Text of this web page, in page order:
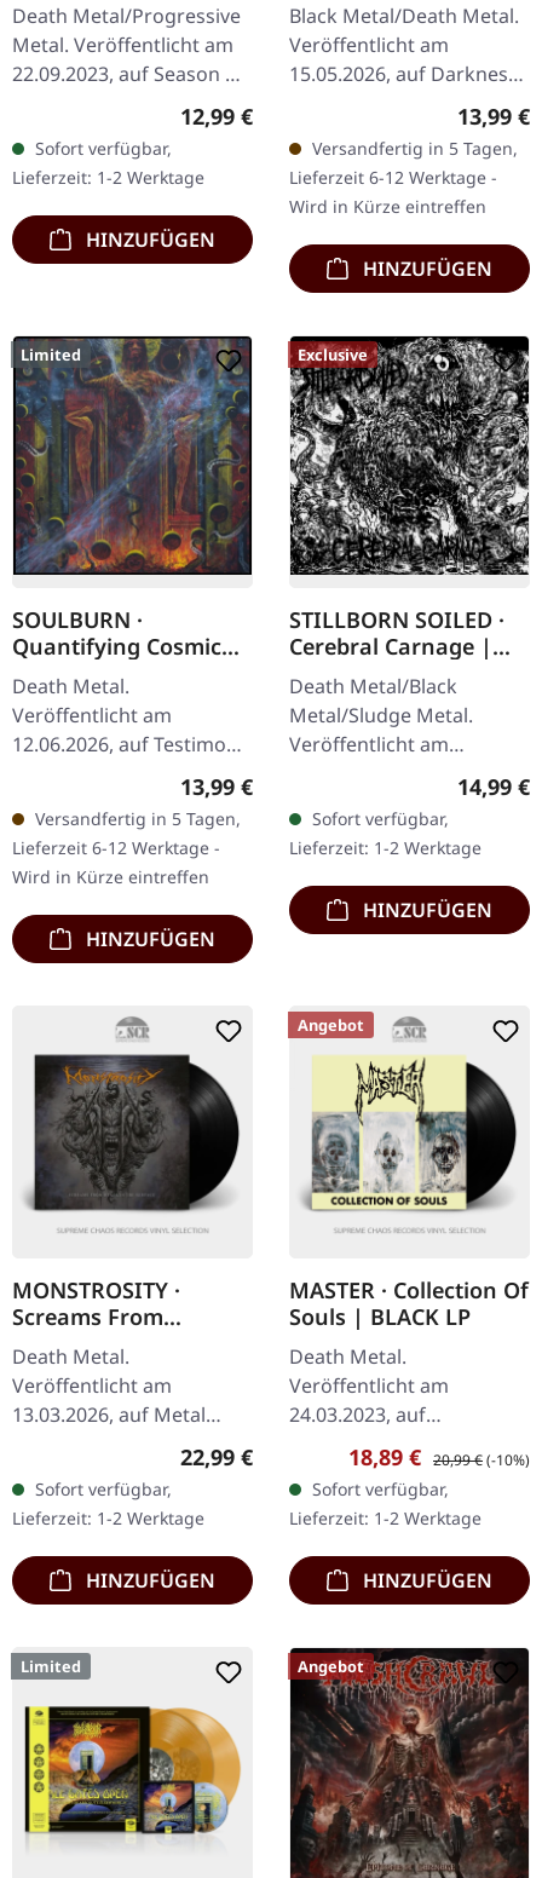
Death Metal/Progressive
Metal. Veröffentlicht am
22.09.2023, auf Season Of
Mist. CD im Digipak.
Almost Human markiert
einen bedeutenden
Beitrag im…
Regulärer Preis:
12,99 €
Sofort verfügbar,
Lieferzeit: 1-2 Werktage
HINZUFÜGEN
Black Metal/Death Metal.
Veröffentlicht am
15.05.2026, auf Darkness
Shall Rise Productions.
Schwarze Musikkassette
mit 7-Panel-Cover.
Limitiert auf…
13,99 €
Versandfertig in 5 Tagen,
Lieferzeit 6-12 Werktage -
Wird in Kürze eintreffen
HINZUFÜGEN
Limited
SOULBURN ·
Quantifying Cosmic
Doom | DIGIPAK CD
Death Metal.
Veröffentlicht am
12.06.2026, auf Testimony
Records. CD im Digipak
mit 12-seitigem Booklet.
Limitiert auf 500
handnummerierte
Exemplare.…
Regulärer Preis:
13,99 €
Versandfertig in 5 Tagen,
Lieferzeit 6-12 Werktage -
Wird in Kürze eintreffen
HINZUFÜGEN
Exclusive
STILLBORN SOILED ·
Cerebral Carnage |
DIGIPAK CD
Death Metal/Black
Metal/Sludge Metal.
Veröffentlicht am
12.07.2025, auf Self-
Released. CD im DigiPak.
"Cerebral Carnage" ist
Stillborn Soileds…
14,99 €
Sofort verfügbar,
Lieferzeit: 1-2 Werktage
HINZUFÜGEN
MONSTROSITY ·
Screams From
Beneath The Surface |
BLACK LP
Death Metal.
Veröffentlicht am
13.03.2026, auf Metal
Blade Records. Schwarzes
Vinyl im Standard-Cover
mit Poster, Insert und
Download-Karte.…
Regulärer Preis:
22,99 €
Sofort verfügbar,
Lieferzeit: 1-2 Werktage
HINZUFÜGEN
Angebot
MASTER · Collection Of
Souls | BLACK LP
Death Metal.
Veröffentlicht am
24.03.2023, auf
Hammerheart Records.
Schwarzes Vinyl, Re-Issue.
Master liefern mit
"Collection of Souls"
einen…
Verkaufspreis:
18,89 € Regulärer Preis:
20,99 €(-10%)
Sofort verfügbar,
Lieferzeit: 1-2 Werktage
HINZUFÜGEN
Limited Angebot